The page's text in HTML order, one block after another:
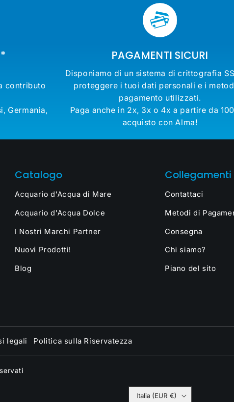
contributo
Germania,
PAGAMENTI SICURI
Disponiamo di un sistema di crittografia
proteggere i tuoi dati personali e i
pagamento utilizzati.
Paga anche in 2x, 3x o 4x a partire da
acquisto con Alma!
Catalogo
Acquario d'Acqua di Mare
Acquario d'Acqua Dolce
I Nostri Marchi Partner
Nuovi Prodotti!
Blog
Contattaci
Metodi di
Consegna
Chi siamo?
Piano del sito
legali Politica sulla Riservatezza
Italia (EUR €)